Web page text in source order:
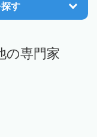
す
の専門家